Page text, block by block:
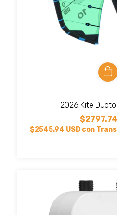
2026 Kite
$2797.74
$2545.94 USD con